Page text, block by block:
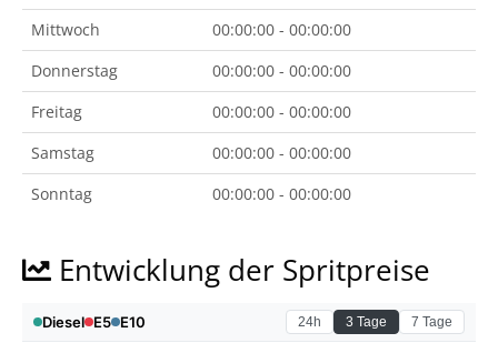
Mittwoch
00:00:00 - 00:00:00
Donnerstag
00:00:00 - 00:00:00
Freitag
00:00:00 - 00:00:00
Samstag
00:00:00 - 00:00:00
Sonntag
00:00:00 - 00:00:00
Entwicklung der Spritpreise